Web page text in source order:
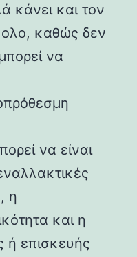
κάνει και τον
καθώς δεν
να
να είναι
η
και η
ή επισκευής